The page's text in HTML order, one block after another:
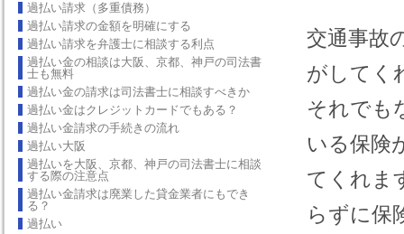
過払い請求（多重債務）
過払い請求の金額を明確にする
過払い請求を弁護士に相談する利点
過払い金の相談は大阪、京都、神戸の司法書
士も無料
過払い金の請求は司法書士に相談すべきか
過払い金はクレジットカードでもある？
過払い金請求の手続きの流れ
過払い大阪
過払いを大阪、京都、神戸の司法書士に相談
する際の注意点
過払い金請求は廃業した貸金業者にもでき
る？
過払い
交通事故
がしてく
それでも
いる保険
てくれま
らずに保